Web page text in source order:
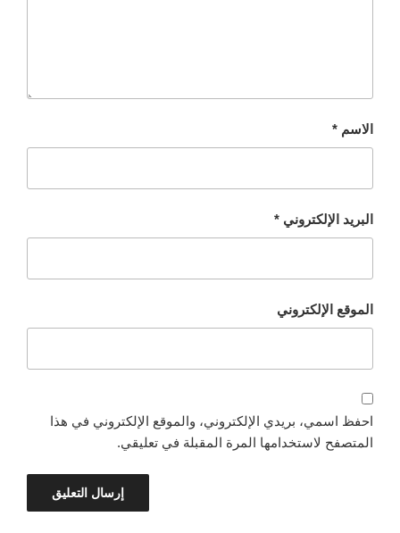
الاسم *
البريد الإلكتروني *
الموقع الإلكتروني
احفظ اسمي، بريدي الإلكتروني، والموقع الإلكتروني في هذا
المتصفح لاستخدامها المرة المقبلة في تعليقي.